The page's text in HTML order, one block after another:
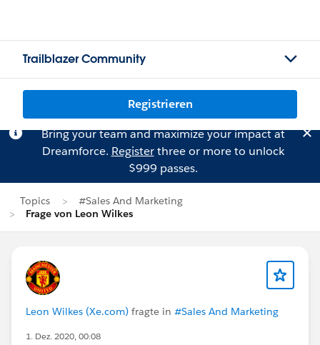
Trailblazer Community
Registrieren
Bring your team and maximize your impact at
Dreamforce. Registerthree or more to unlock
$999 passes.
Topics
#Sales And Marketing
Frage von Leon Wilkes
Leon Wilkes (Xe.com) fragte in #Sales And Marketing
1. Dez. 2020, 00:08